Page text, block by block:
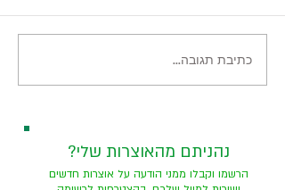
לונדון, אור בחושך
כתיבת תגובה...
?נהניתם מהאוצרות שלי
הרשמו וקבלו ממני הודעה על אוצרות חדשים